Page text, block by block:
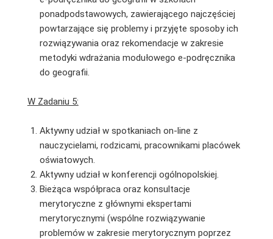
ponadpodstawowych, zawierającego najczęściej
powtarzające się problemy i przyjęte sposoby ich
rozwiązywania oraz rekomendacje w zakresie
metodyki wdrażania modułowego e-podręcznika
do geografii.
W Zadaniu 5:
Aktywny udział w spotkaniach on-line z
nauczycielami, rodzicami, pracownikami placówek
oświatowych.
Aktywny udział w konferencji ogólnopolskiej.
Bieżąca współpraca oraz konsultacje
merytoryczne z głównymi ekspertami
merytorycznymi (wspólne rozwiązywanie
problemów w zakresie merytorycznym poprzez